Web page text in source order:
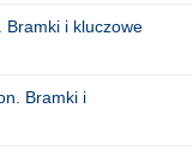
i kluczowe
Bramki i